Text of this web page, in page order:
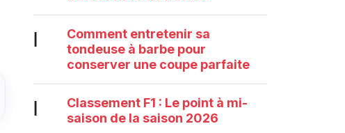
|
Comment entretenir sa
tondeuse à barbe pour
conserver une coupe parfaite
|
Classement F1 : Le point à mi-
saison de la saison 2026